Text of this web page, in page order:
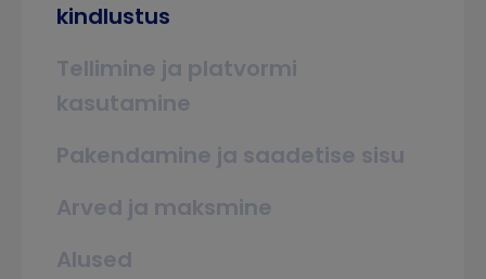
kindlustus
Tellimine ja platvormi
kasutamine
Pakendamine ja saadetise sisu
Arved ja maksmine
Alused